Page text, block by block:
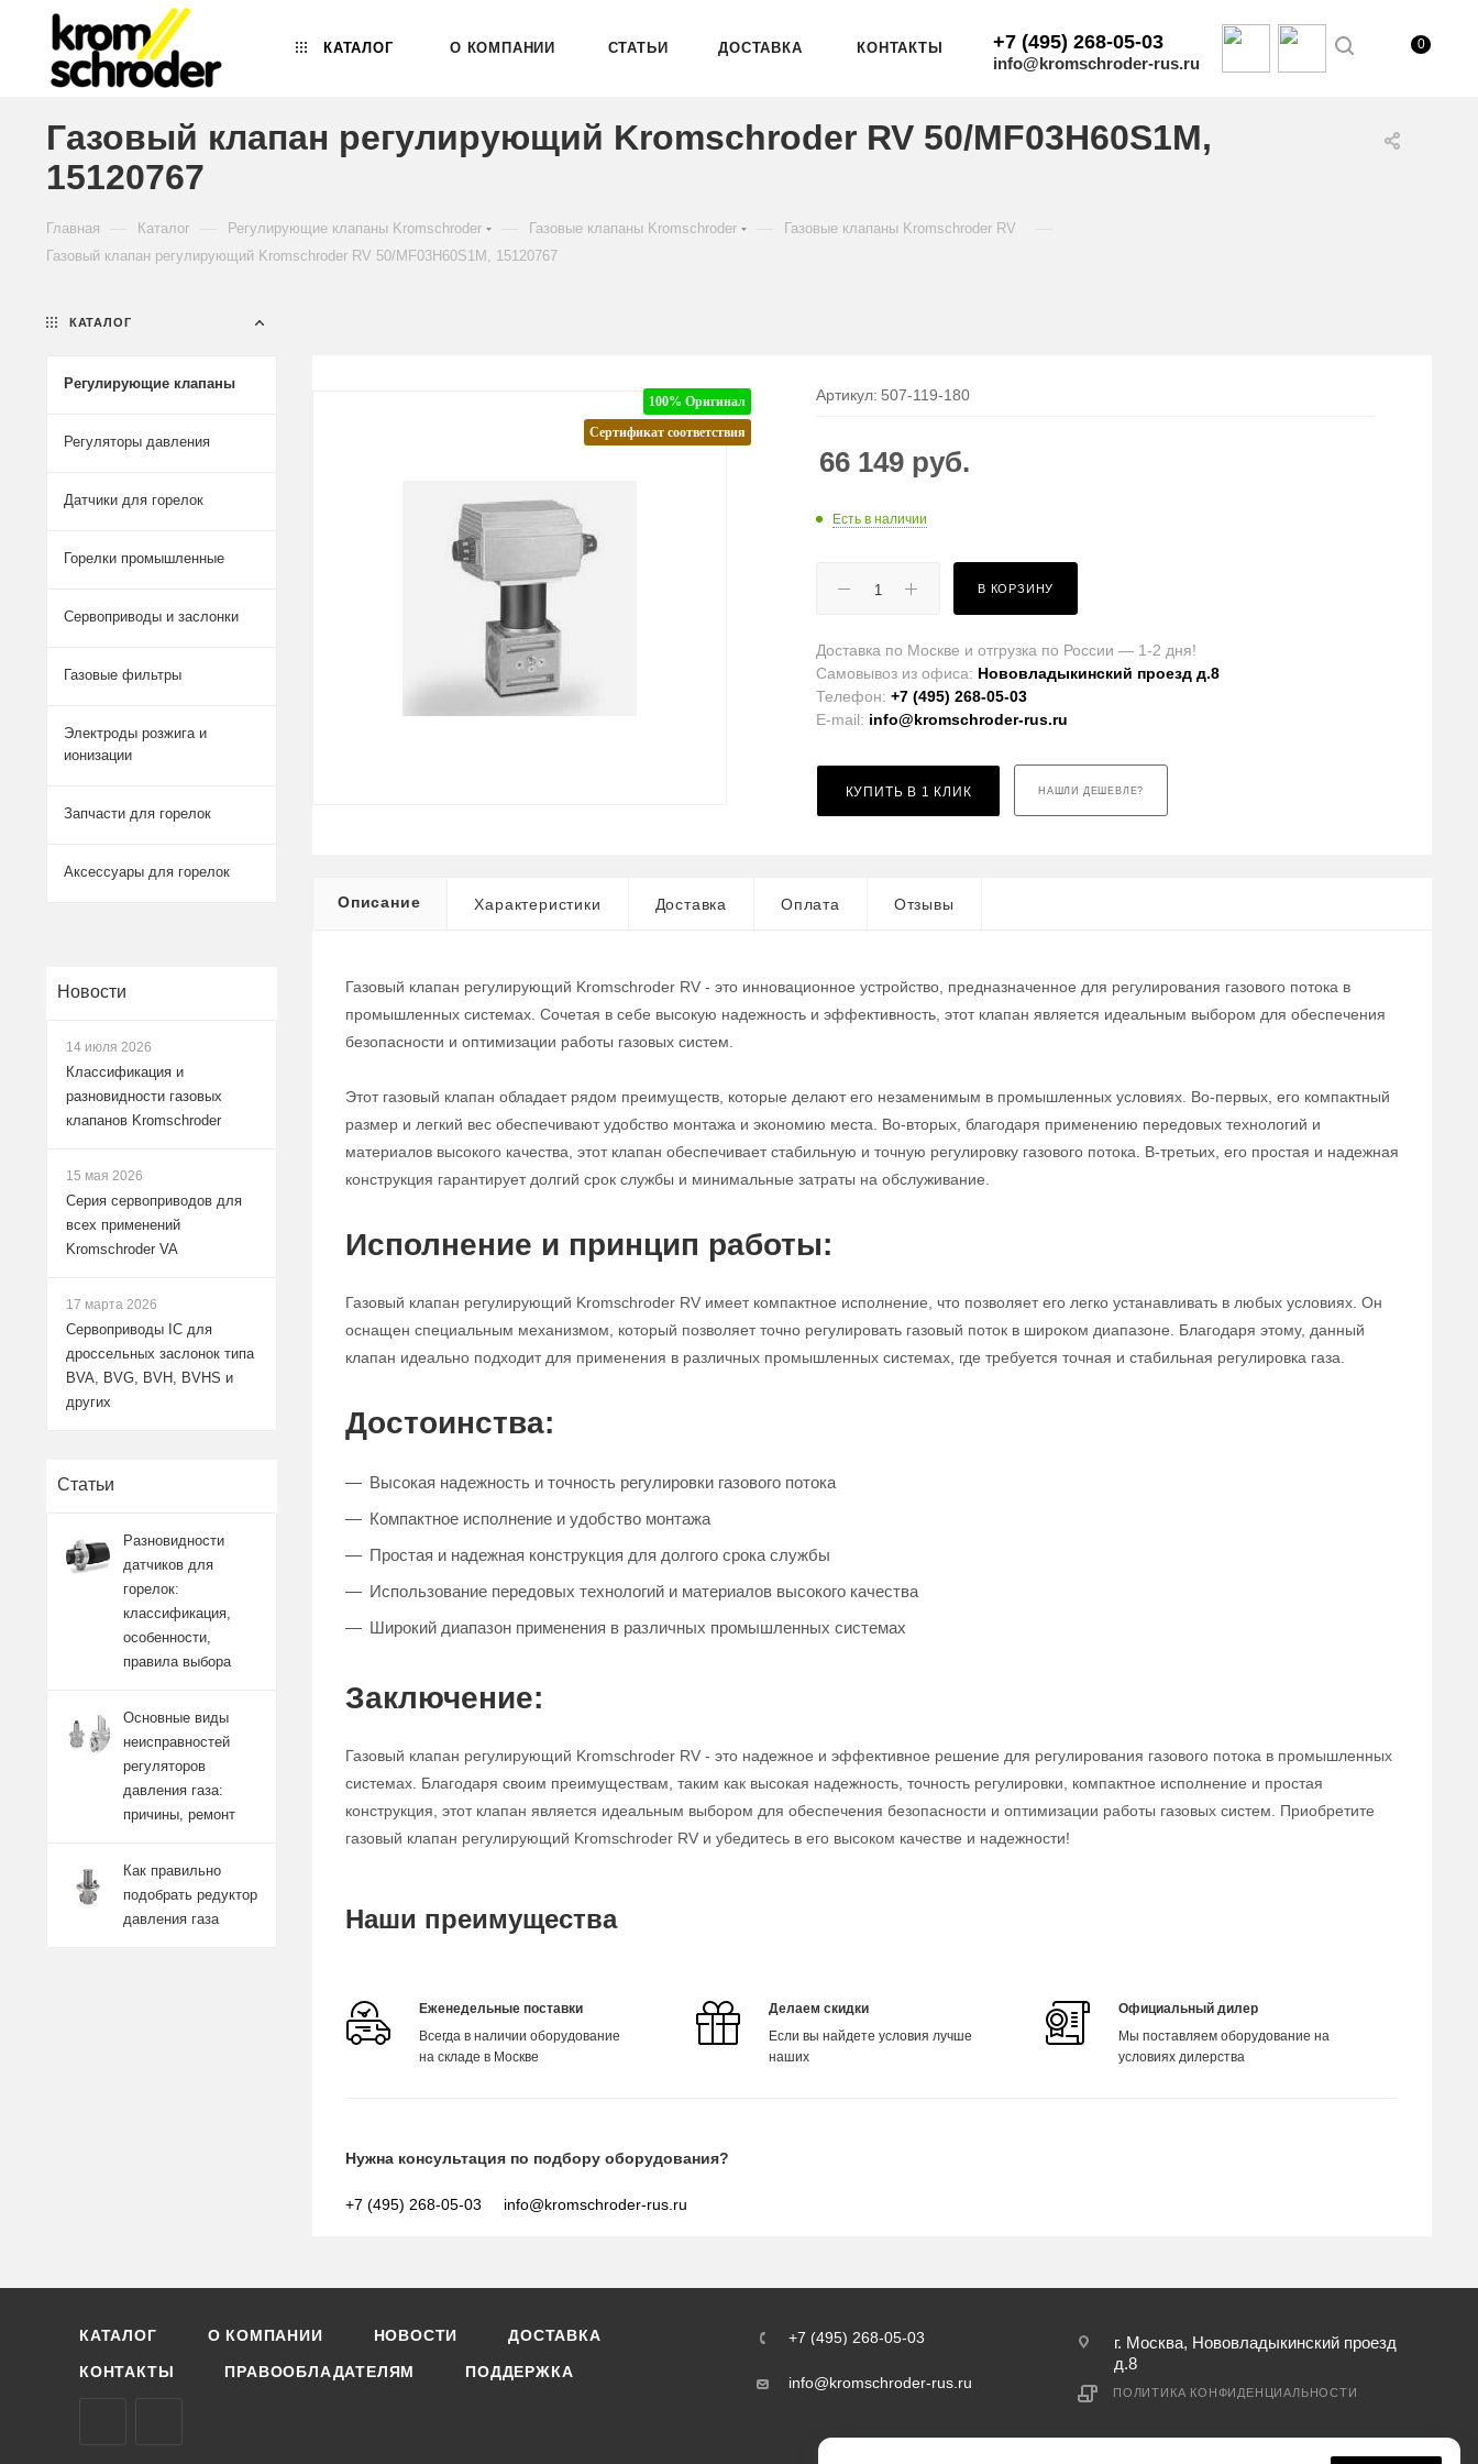
КАТАЛОГ О КОМПАНИИ СТАТЬИ ДОСТАВКА КОНТАКТЫ +7 (495) 268-05-03
info@kromschroder-rus.ru
0
Газовый клапан регулирующий Kromschroder RV 50/MF03H60S1M,
15120767
Главная Каталог Регулирующие клапаны Kromschroder Газовые клапаны Kromschroder Газовые клапаны Kromschroder RV
Газовый клапан регулирующий Kromschroder RV 50/MF03H60S1M, 15120767
100% Оригинал
Сертификат соответствия
Артикул: 507-119-180
66 149 руб.
Есть в наличии
В КОРЗИНУ
Доставка по Москве и отгрузка по России — 1-2 дня!
Самовывоз из офиса: Нововладыкинский проезд д.8
Телефон:+7 (495) 268-05-03
E-mail: info@kromschroder-rus.ru
КУПИТЬ В 1 КЛИК НАШЛИ ДЕШЕВЛЕ?
Описание Характеристики Доставка Оплата Отзывы
Газовый клапан регулирующий Kromschroder RV - это инновационное устройство, предназначенное для регулирования газового потока в
промышленных системах. Сочетая в себе высокую надежность и эффективность, этот клапан является идеальным выбором для обеспечения
безопасности и оптимизации работы газовых систем.
Этот газовый клапан обладает рядом преимуществ, которые делают его незаменимым в промышленных условиях. Во-первых, его компактный
размер и легкий вес обеспечивают удобство монтажа и экономию места. Во-вторых, благодаря применению передовых технологий и
материалов высокого качества, этот клапан обеспечивает стабильную и точную регулировку газового потока. В-третьих, его простая и надежная
конструкция гарантирует долгий срок службы и минимальные затраты на обслуживание.
Исполнение и принцип работы:
Газовый клапан регулирующий Kromschroder RV имеет компактное исполнение, что позволяет его легко устанавливать в любых условиях. Он
оснащен специальным механизмом, который позволяет точно регулировать газовый поток в широком диапазоне. Благодаря этому, данный
клапан идеально подходит для применения в различных промышленных системах, где требуется точная и стабильная регулировка газа.
Достоинства:
Высокая надежность и точность регулировки газового потока
Компактное исполнение и удобство монтажа
Простая и надежная конструкция для долгого срока службы
Использование передовых технологий и материалов высокого качества
Широкий диапазон применения в различных промышленных системах
Заключение:
Газовый клапан регулирующий Kromschroder RV - это надежное и эффективное решение для регулирования газового потока в промышленных
системах. Благодаря своим преимуществам, таким как высокая надежность, точность регулировки, компактное исполнение и простая
конструкция, этот клапан является идеальным выбором для обеспечения безопасности и оптимизации работы газовых систем. Приобретите
газовый клапан регулирующий Kromschroder RV и убедитесь в его высоком качестве и надежности!
Наши преимущества
Еженедельные поставки
Всегда в наличии оборудование
на складе в Москве
Делаем скидки
Если вы найдете условия лучше
наших
Официальный дилер
Мы поставляем оборудование на
условиях дилерства
Нужна консультация по подбору оборудования?
+7 (495) 268-05-03 info@kromschroder-rus.ru
КАТАЛОГ
Регулирующие клапаны
Регуляторы давления
Датчики для горелок
Горелки промышленные
Сервоприводы и заслонки
Газовые фильтры
Электроды розжига и
ионизации
Запчасти для горелок
Аксессуары для горелок
Новости
14 июля 2026
Классификация и
разновидности газовых
клапанов Kromschroder
15 мая 2026
Серия сервоприводов для
всех применений
Kromschroder VA
17 марта 2026
Сервоприводы IC для
дроссельных заслонок типа
BVA, BVG, BVH, BVHS и
других
Статьи
Разновидности
датчиков для
горелок:
классификация,
особенности,
правила выбора
Основные виды
неисправностей
регуляторов
давления газа:
причины, ремонт
Как правильно
подобрать редуктор
давления газа
КАТАЛОГ О КОМПАНИИ НОВОСТИ ДОСТАВКА
КОНТАКТЫ ПРАВООБЛАДАТЕЛЯМ ПОДДЕРЖКА
+7 (495) 268-05-03
info@kromschroder-rus.ru
г. Москва, Нововладыкинский проезд
д.8
ПОЛИТИКА КОНФИДЕНЦИАЛЬНОСТИ